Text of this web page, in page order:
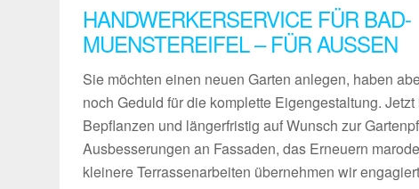
HANDWERKERSERVICE FÜR BAD-
MUENSTEREIFEL – FÜR AUSSEN
Sie möchten einen neuen Garten anlegen, haben
noch Geduld für die komplette Eigengestaltung.
Bepflanzen und längerfristig auf Wunsch zur
Ausbesserungen an Fassaden, das Erneuern
kleinere Terrassenarbeiten übernehmen wir